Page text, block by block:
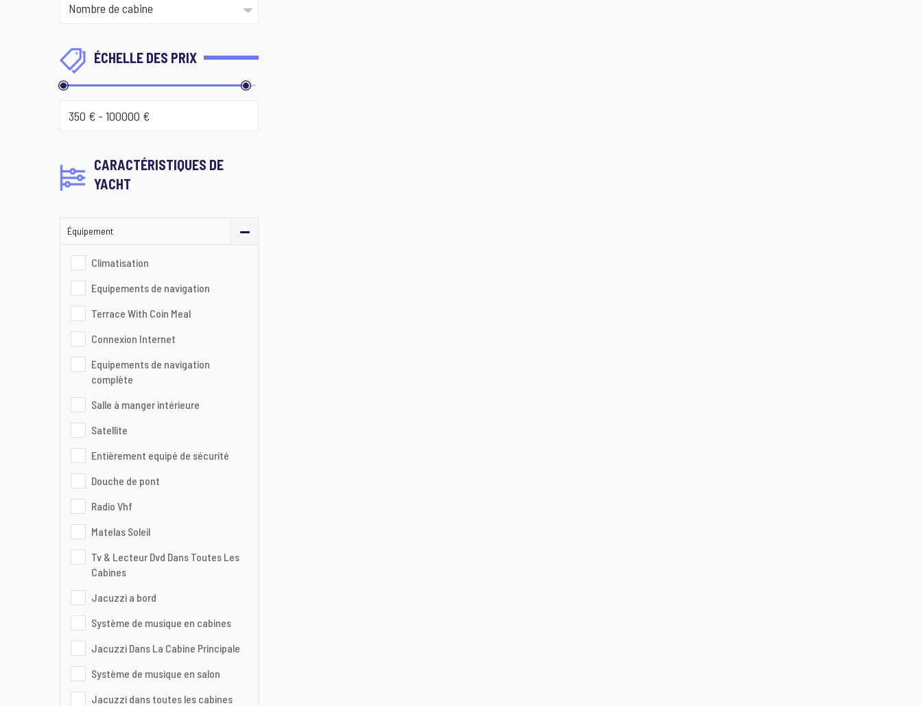
ÉCHELLE DES PRIX
CARACTÉRISTIQUES DE
YACHT
Équipement
Climatisation
Equipements de navigation
Terrace With Coin Meal
Connexion Internet
Equipements de navigation
complète
Salle à manger intérieure
Satellite
Entièrement equipé de sécurité
Douche de pont
Radio Vhf
Matelas Soleil
Tv & Lecteur Dvd Dans Toutes Les
Cabines
Jacuzzi a bord
Système de musique en cabines
Jacuzzi Dans La Cabine Principale
Système de musique en salon
Jacuzzi dans toutes les cabines